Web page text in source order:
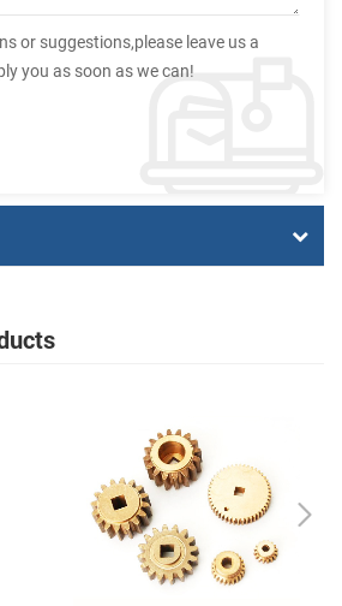
or suggestions,please leave us a
you as soon as we can!